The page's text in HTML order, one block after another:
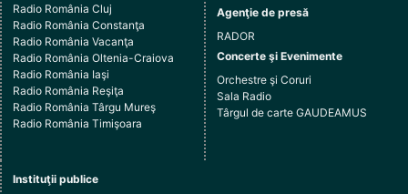
Radio România Cluj
Radio România Constanţa
Radio România Vacanţa
Radio România Oltenia-Craiova
Radio România Iaşi
Radio România Reşiţa
Radio România Târgu Mureş
Radio România Timişoara
Agenţie de presă
RADOR
Concerte şi Evenimente
Orchestre şi Coruri
Sala Radio
Târgul de carte GAUDEAMUS
Instituţii publice